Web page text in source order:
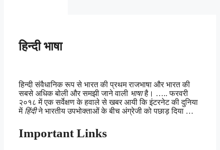
हिन्दी भाषा
हिन्दी संवैधानिक रूप से भारत की प्रथम राजभाषा और भारत की
सबसे अधिक बोली और समझी जाने वाली भाषाहै। ….. फरवरी
२०१८ में एक सर्वेक्षण के हवाले से खबर आयी कि इंटरनेट की दुनिया
में हिंदीने भारतीय उपभोक्ताओं के बीच अंग्रेजी को पछाड़ दिया …
Important Links